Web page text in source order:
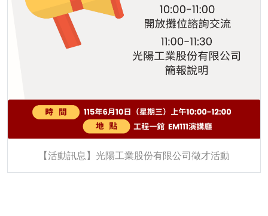
【活動訊息】光陽工業股份有限公司徵才活動